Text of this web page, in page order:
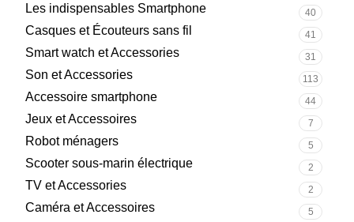
Les indispensables Smartphone 40
Casques et Écouteurs sans fil 41
Smart watch et Accessories 31
Son et Accessories 113
Accessoire smartphone 44
Jeux et Accessoires 7
Robot ménagers 5
Scooter sous-marin électrique 2
TV et Accessories 2
Caméra et Accessoires 5